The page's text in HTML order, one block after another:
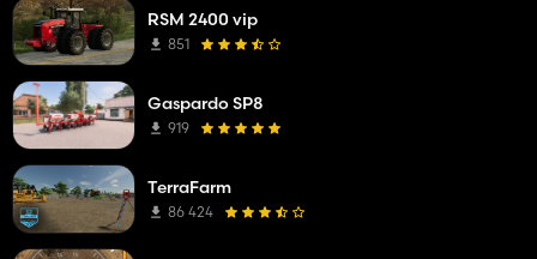
RSM 2400 vip
851
Gaspardo SP8
919
TerraFarm
86 424